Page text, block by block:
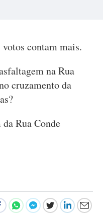
contam mais.
na Rua
cruzamento da
Rua Conde